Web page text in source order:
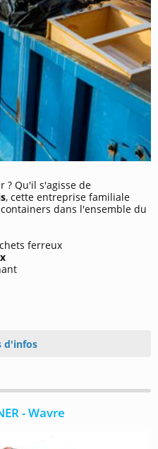
? Qu'il s'agisse de
, cette entreprise familiale
dans l'ensemble du
ferreux
d'infos
- Wavre